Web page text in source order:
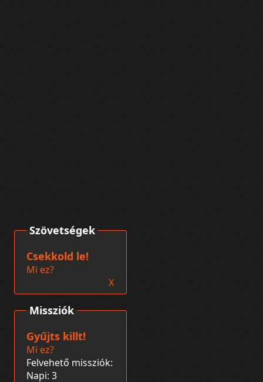
Missziók
Gyűjts killt!
Mi ez?
Felvehető missziók:
Napi: 3
Szövetségek
Csekkold le!
Mi ez?
X